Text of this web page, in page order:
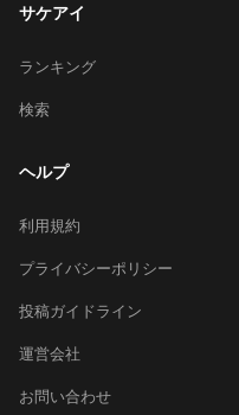
サケアイ
ランキング
検索
ヘルプ
利用規約
プライバシーポリシー
投稿ガイドライン
運営会社
お問い合わせ